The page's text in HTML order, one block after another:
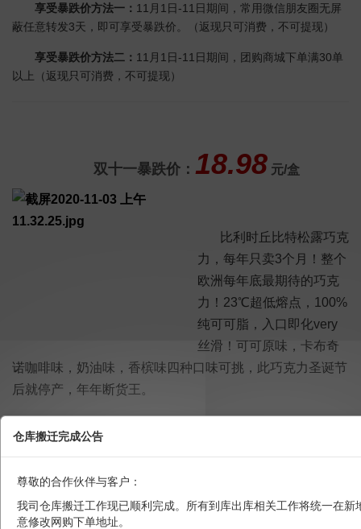
享受暴跌价方法一： 11月1日-11日期间，常用微信朋友圈无屏
蔽任意转发3天，即可享受暴跌价。（返现只可消费，不可提现）
享受暴跌价方法二： 11月1日-11日期间，团购商城下单满30单
以上（返现只可消费，不可提现）
双十一暴跌价 ： 18.98 元/盒
比利时丘比特松露巧克
力，每年只卖3个月！整个
欧洲每年底最期待的巧克
力！23℃超低熔点，100%
纯可可脂，入口即化very
丝滑！可可原味，卡布奇
诺咖啡味，奶油味，香槟味四种口味可挑，此巧克力圣诞节
后就停产，年年断货王。
购买直达
批发代发价：239.76
（1箱为一个订单）
仓库搬迁完成公告
尊敬的合作伙伴与客户：
我司仓库搬迁工作现已顺利完成。所有到库出库相关工作将统一在新
意修改网购下单地址。